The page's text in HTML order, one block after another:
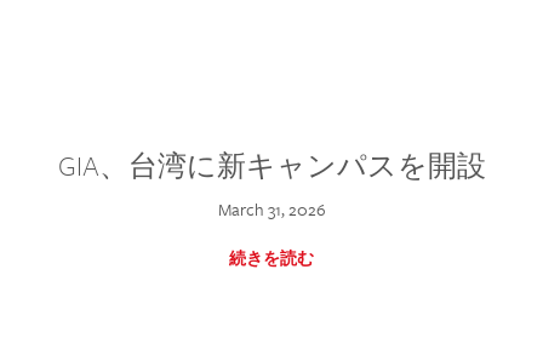
GIA、台湾に新キャンパスを開設
March 31, 2026
続きを読む